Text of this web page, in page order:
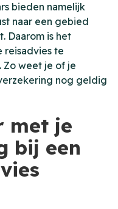
bieden namelijk
naar een gebied
Daarom is het
reisadvies te
weet je of je
nog geldig
met je
bij een